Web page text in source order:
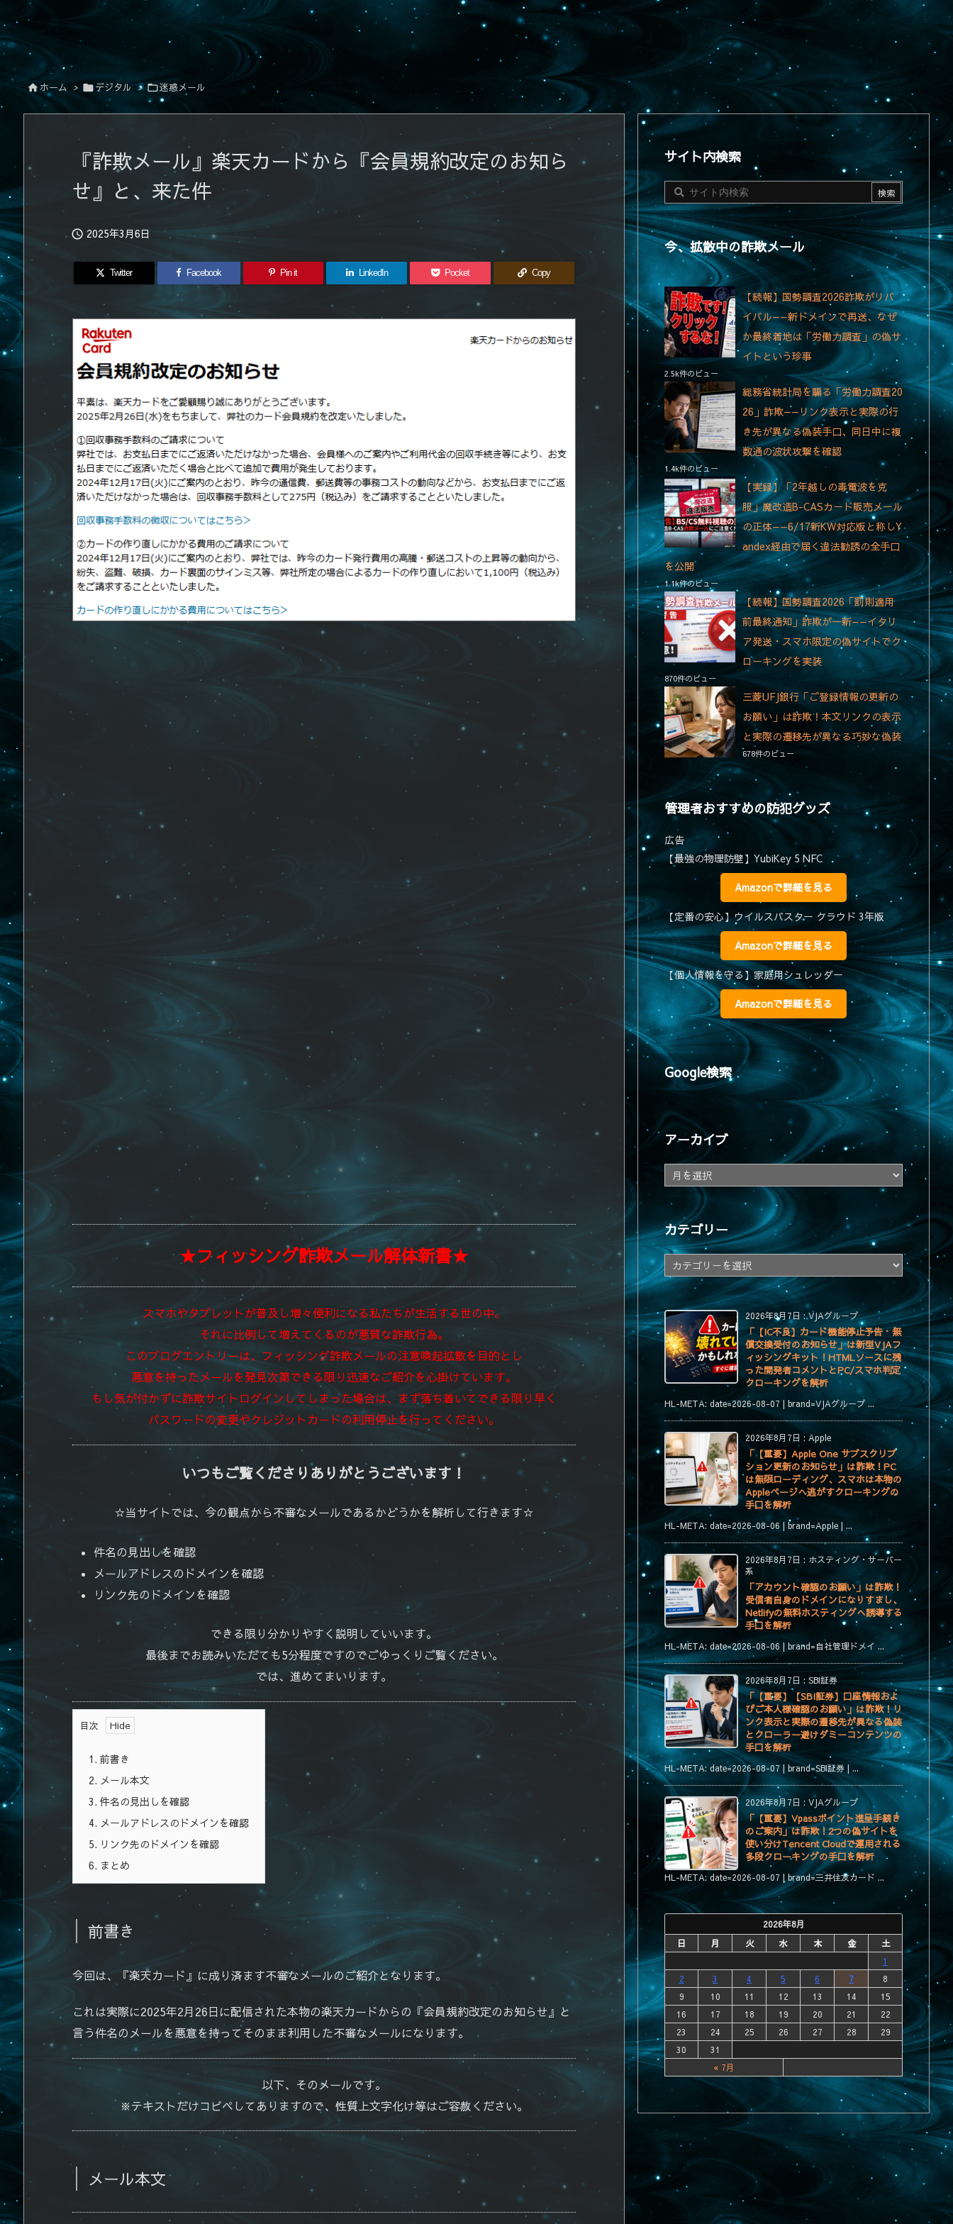
 ホーム > デジタル > 迷惑メール
『詐欺メール』楽天カードから『会員規約改定のお知ら
せ』と、来た件
 2025年3月6日
Twitter Facebook Pin it LinkedIn Pocket Copy
★フィッシング詐欺メール解体新書★
スマホやタブレットが普及し増々便利になる私たちが生活する世の中。
それに比例して増えてくるのが悪質な詐欺行為。
このブログエントリーは、フィッシング詐欺メールの注意喚起拡散を目的とし
悪意を持ったメールを発見次第できる限り迅速なご紹介を心掛けています。
もし気が付かずに詐欺サイトログインしてしまった場合は、まず落ち着いてできる限り早く
パスワードの変更やクレジットカードの利用停止を行ってください。
いつもご覧くださりありがとうございます！
☆当サイトでは、今の観点から不審なメールであるかどうかを解析して行きます☆
件名の見出しを確認
メールアドレスのドメインを確認
リンク先のドメインを確認
できる限り分かりやすく説明していいます。
最後までお読みいただても5分程度ですのでごゆっくりご覧ください。
では、進めてまいります。
目次
1. 前書き
2. メール本文
3. 件名の見出しを確認
4. メールアドレスのドメインを確認
5. リンク先のドメインを確認
6. まとめ
前書き
今回は、『楽天カード』に成り済ます不審なメールのご紹介となります。
これは実際に2025年2月26日に配信された本物の楽天カードからの『会員規約改定のお知らせ』と
言う件名のメールを悪意を持ってそのまま利用した不審なメールになります。
以下、そのメールです。
※テキストだけコピペしてありますので、性質上文字化け等はご容赦ください。
メール本文
サイト内検索
今、拡散中の詐欺メール
【続報】国勢調査2026詐欺がリバ
イバル——新ドメインで再送、なぜ
か最終着地は「労働力調査」の偽サ
イトという珍事
2.5k件のビュー
総務省統計局を騙る「労働力調査20
26」詐欺——リンク表示と実際の行
き先が異なる偽装手口、同日中に複
数通の波状攻撃を確認
1.4k件のビュー
【実録】「2年越しの毒電波を克
服」魔改造B-CASカード販売メール
の正体——6/17新KW対応版と称しY
andex経由で届く違法勧誘の全手口
を公開
1.1k件のビュー
【続報】国勢調査2026「罰則適用
前最終通知」詐欺が一新——イタリ
ア発送・スマホ限定の偽サイトでク
ローキングを実装
870件のビュー
三菱UFJ銀行「ご登録情報の更新の
お願い」は詐欺！本文リンクの表示
と実際の遷移先が異なる巧妙な偽装
678件のビュー
管理者おすすめの防犯グッズ
広告
【最強の物理防壁】YubiKey 5 NFC
Amazonで詳細を見る
【定番の安心】ウイルスバスター クラウド 3年版
Amazonで詳細を見る
【個人情報を守る】家庭用シュレッダー
Amazonで詳細を見る
Google検索
アーカイブ
ー
カ
イ
ブ
カテゴリー
カ
テ
ゴ
ー
2026年8月7日:VJAグループ
「【IC不良】カード機能停止予告・無
償交換受付のお知らせ」は新型VJAフ
ィッシングキット！HTMLソースに残
った開発者コメントとPC/スマホ判定
クローキングを解析
HL-META: date=2026-08-07 | brand=VJAグループ ...
2026年8月7日 : Apple
「【重要】Apple One サブスクリプ
ション更新のお知らせ」は詐欺！PC
は無限ローディング、スマホは本物の
Appleページへ逃がすクローキングの
手口を解析
HL-META: date=2026-08-06 | brand=Apple | ...
2026年8月7日 : ホスティング・サーバー
系
「アカウント確認のお願い」は詐欺！
受信者自身のドメインになりすまし、
Netlifyの無料ホスティングへ誘導する
手口を解析
HL-META: date=2026-08-06 | brand=自社管理ドメイ ...
2026年8月7日: SBI証券
「【重要】【SBI証券】口座情報およ
びご本人様確認のお願い」は詐欺！リ
ンク表示と実際の遷移先が異なる偽装
とクローラー避けダミーコンテンツの
手口を解析
HL-META: date=2026-08-07 | brand=SBI証券 | ...
2026年8月7日 : VJAグループ
「【重要】Vpassポイント進呈手続き
のご案内」は詐欺！2つの偽サイトを
使い分けTencent Cloudで運用される
多段クローキングの手口を解析
HL-META: date=2026-08-07 | brand=三井住友カード ...
2026年8月
日
月 火 水 木 金
土
1
2
3 4 5 6 7
8
9
10 11 12 13 14
15
16
17 18 19 20 21
22
23
24 25 26 27 28
29
30
31
« 7月